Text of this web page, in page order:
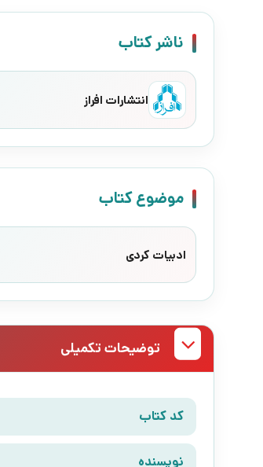
ناشر کتاب
انتشارات افراز
موضوع کتاب
ادبیات کردی
توضیحات تکمیلی
کد کتاب
نویسنده